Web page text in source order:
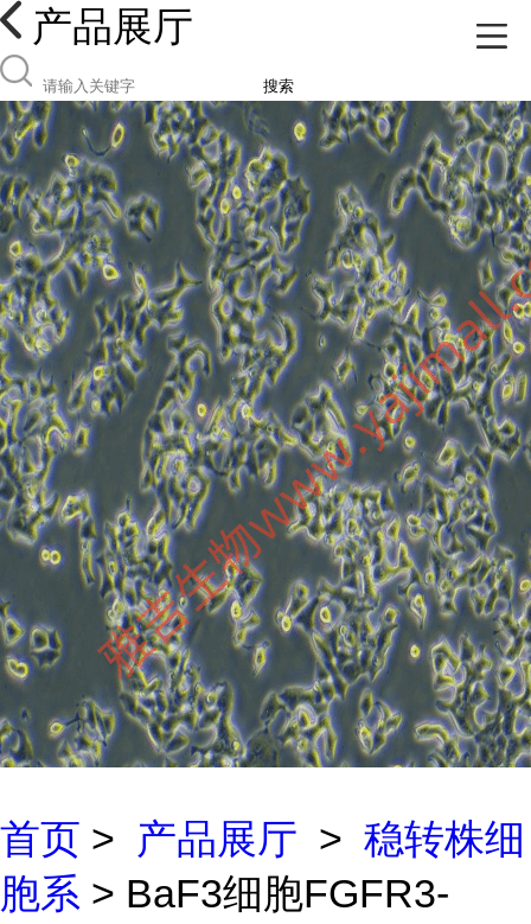
产品展厅
搜索
首页 > 产品展厅 > 稳转株细
胞系 > BaF3细胞FGFR3-